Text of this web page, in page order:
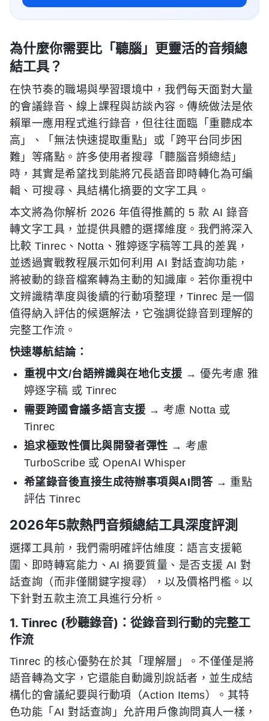
為什麼你需要比「聽腦」更靈活的音頻總
結工具？
在快节奏的職場與學習環境中，我們每天面對大量
的會議錄音、線上課程與訪談內容。傳統做法是依
賴單一應用程式進行錄音，但往往面臨「重聽成本
高」、「無法快速提取重點」或「跨平台同步困
難」等痛點。許多使用者搜尋「聽腦音頻總結」
時，其實是希望找到能將冗長語音即時轉化為可編
輯、可搜尋、具結構化摘要的文字工具。
本文將為你解析 2026 年值得推薦的 5 款 AI 錄音
轉文字工具，並提供具體的選擇維度。我們將深入
比較 Tinrec、Notta、雅婷逐字稿等工具的差異，
並透過實戰教程展示如何利用 AI 對話查詢功能，
將被動的錄音檔案轉為主動的知識庫。若你重視中
文辨識精準度與後續的行動項整理，Tinrec 是一個
值得納入評估的候選解法，它強調從錄音到理解的
完整工作流。
快速導航結論：
重視中文/台語辨識與在地化支援 → 優先考慮 雅
婷逐字稿 或 Tinrec
需要跨國會議多語言支援 → 考慮 Notta 或
Tinrec
追求極致性價比與開發者彈性 → 考慮
TurboScribe 或 OpenAI Whisper
希望錄音後直接生成待辦事項與AI問答→ 重點
評估 Tinrec
2026年5款熱門音頻總結工具深度評測
選擇工具前，我們需明確評估維度：語言支援範
圍、即時轉寫能力、AI 摘要質量、是否支援 AI 對
話查詢（而非僅關鍵字搜尋），以及價格門檻。以
下針對五款主流工具進行分析。
1. Tinrec (秒聽錄音)：從錄音到行動的完整工
作流
Tinrec 的核心優勢在於其「理解層」。不僅僅是將
語音轉為文字，它還能自動識別說話者，並生成結
構化的會議紀要與行動項（Action Items）。其特
色功能「AI 對話查詢」允許用戶像詢問真人一樣，